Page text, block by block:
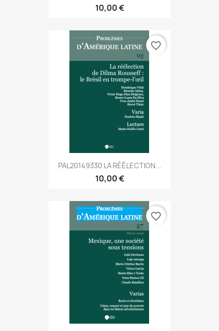
10,00 €
PAL20149330 LA RÉÉLECTION...
10,00 €
favorite_border
favorite_border